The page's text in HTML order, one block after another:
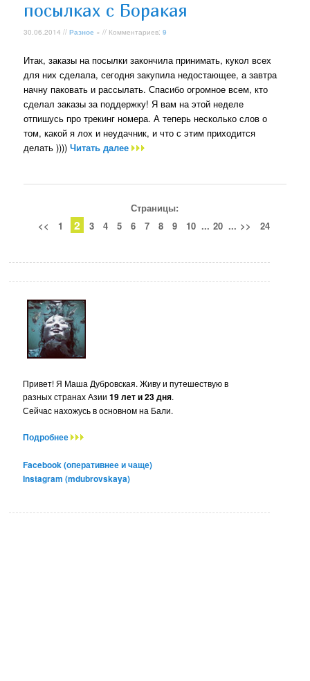
посылках с Боракая
30.06.2014 //Разное » // Комментариев:9
Итак, заказы на посылки закончила принимать, кукол всех
для них сделала, сегодня закупила недостающее, а завтра
начну паковать и рассылать. Спасибо огромное всем, кто
сделал заказы за поддержку! Я вам на этой неделе
отпишусь про трекинг номера. А теперь несколько слов о
том, какой я лох и неудачник, и что с этим приходится
делать ))))Читать далее
Страницы:
<<
1 2 3 4 5 6 7 8 9 10 ... 20 ... >> 24
Привет! Я Маша Дубровская. Живу и путешествую в
разных странах Азии19 лет и 23 дня.
Сейчас нахожусь в основном на Бали.
Подробнее
Facebook (оперативнее и чаще)
Instagram (mdubrovskaya)